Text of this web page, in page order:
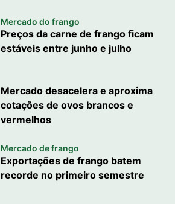
Mercado do frango
Preços da carne de frango ficam
estáveis entre junho e julho
Mercado desacelera e aproxima
cotações de ovos brancos e
vermelhos
Mercado de frango
Exportações de frango batem
recorde no primeiro semestre